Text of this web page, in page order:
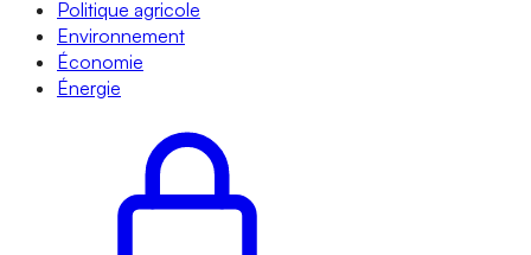
Politique agricole
Environnement
Économie
Énergie